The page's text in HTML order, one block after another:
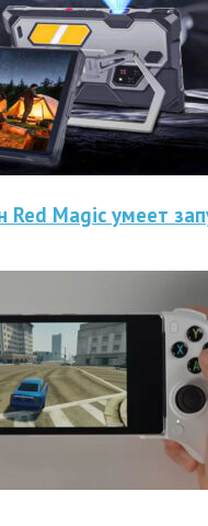
Magic умеет